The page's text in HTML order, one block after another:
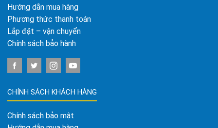
Hướng dẫn mua hàng
Phương thức thanh toán
Lắp đặt – vận chuyển
Chính sách bảo hành
CHÍNH SÁCH KHÁCH HÀNG
Chính sách bảo mật